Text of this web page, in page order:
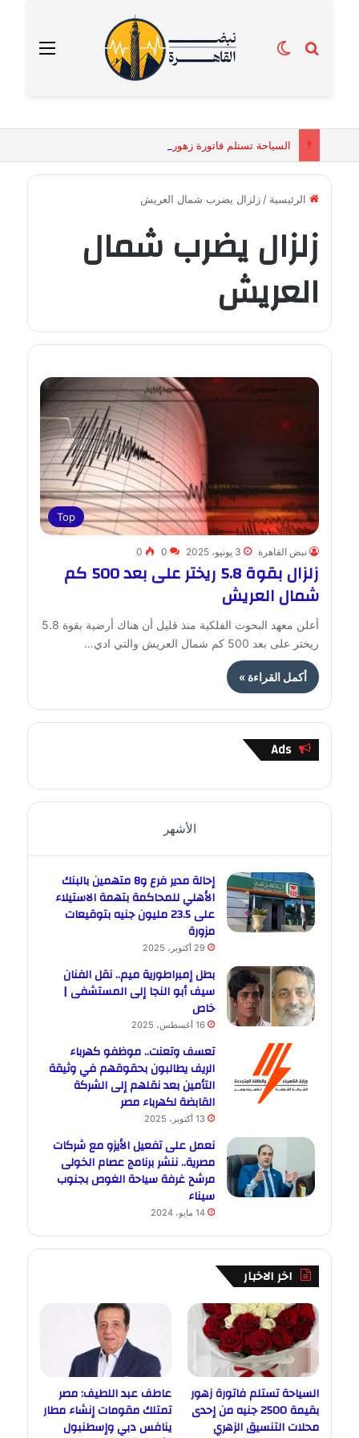
القائمة بحث عنالوضع المظلم
الرئيسية / زلزال يضرب شمال العريش
زلزال يضرب شمال
العريش
Top
نبض القاهرة 3 يونيو، 2025 0
0
زلزال بقوة 5.8 ريختر على بعد 500 كم
شمال العريش
أعلن معهد البحوث الفلكية منذ قليل أن هناك أرضية بقوة 5.8
ريختر على بعد 500 كم شمال العريش والتي ادي…
أكمل القراءة »
Ads
الأشهر
إحالة مدير فرع و8 متهمين بالبنك
الأهلي للمحاكمة بتهمة الاستيلاء
على 23.5 مليون جنيه بتوقيعات
مزورة
29 أكتوبر، 2025
بطل إمبراطورية ميم.. نقل الفنان
سيف أبو النجا إلى المستشفى |
خاص
16 أغسطس، 2025
تعسف وتعنت.. موظفو كهرباء
الريف يطالبون بحقوقهم في وثيقة
التأمين بعد نقلهم إلى الشركة
القابضة لكهرباء مصر
13 أكتوبر، 2025
نعمل على تفعيل الأيزو مع شركات
مصرية.. ننشر برنامج عصام الخولى
مرشح غرفة سياحة الغوص بجنوب
سيناء
14 مايو، 2024
اخر الاخبار
السياحة تستلم فاتورة زهور
بقيمة 2500 جنيه من إحدى
محلات التنسيق الزهري
عاطف عبد اللطيف: مصر
تمتلك مقومات إنشاء مطار
ينافس دبي وإسطنبول